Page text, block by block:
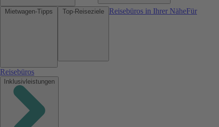
Reisebüros in Ihrer NäheFür
Reisebüros
Inklusivleistungen